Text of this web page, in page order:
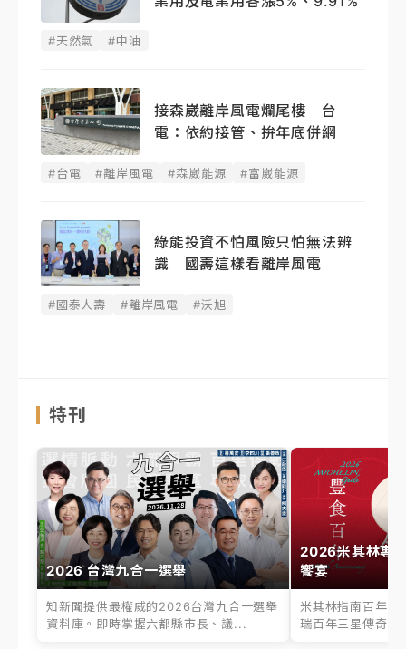
#天然氣 #中油
接森崴離岸風電爛尾樓 台
電：依約接管、拚年底併網
#台電 #離岸風電 #森崴能源 #富崴能源
綠能投資不怕風險只怕無法辨
識 國壽這樣看離岸風電
#國泰人壽 #離岸風電 #沃旭
特刊
2026 台灣九合一選舉
知新聞提供最權威的2026台灣九合一選舉
資料庫。即時掌握六都縣市長、議...
2026米其林專
饗宴
米其林指南百年之
瑞百年三星傳奇、